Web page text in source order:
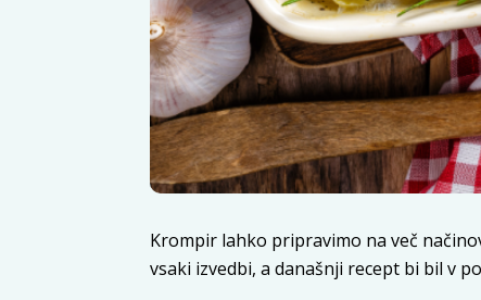
Krompir lahko pripravimo na več
vsaki izvedbi, a današnji recept bi bil v